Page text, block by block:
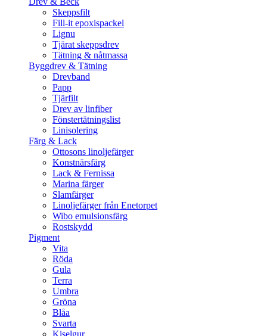
Skeppsfilt
Fill-it epoxispackel
Lignu
Tjärat skeppsdrev
Tätning & nåtmassa
Byggdrev & Tätning
Drevband
Papp
Tjärfilt
Drev av linfiber
Fönstertätningslist
Linisolering
Färg & Lack
Ottosons linoljefärger
Konstnärsfärg
Lack & Fernissa
Marina färger
Slamfärger
Linoljefärger från Enetorpet
Wibo emulsionsfärg
Rostskydd
Pigment
Vita
Röda
Gula
Terra
Umbra
Gröna
Blåa
Svarta
Kiselgur